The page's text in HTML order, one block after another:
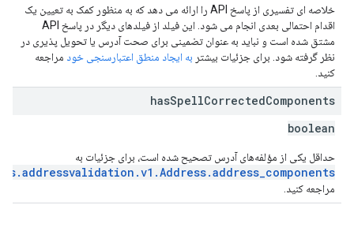
خلاصه ای تفسیری از پاسخ API را ارائه می دهد که به منظور کمک به تعیین یک
اقدام احتمالی بعدی انجام می شود. این فیلد از فیلدهای دیگر در پاسخ API
مشتق شده است و نباید به عنوان تضمینی برای صحت آدرس یا تحویل پذیری در
نظر گرفته شود. برای جزئیات بیشتر به ایجاد منطق اعتبارسنجی خود مراجعه
کنید.
hasSpellCorrectedComponents
boolean
حداقل یکی از مؤلفه‌های آدرس تصحیح شده است، برای جزئیات به
مراجعه کنید.